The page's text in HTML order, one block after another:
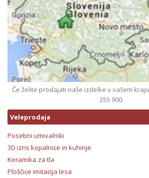
Če želite prodajati naše izdelke v vašem
255 900.
Veleprodaja
Posebni umivalniki
3D izris kopalnice in kuhinje
Keramika za tla
Ploščice imitacija lesa